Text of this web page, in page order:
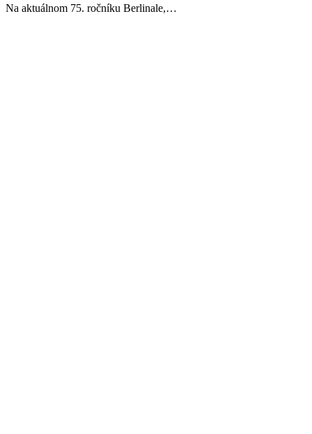
Na aktuálnom 75. ročníku Berlinale,…